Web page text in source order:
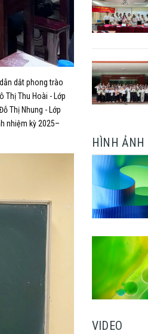
dắt phong trào
Thị Thu Hoài - Lớp
Thị Nhung - Lớp
nhiệm kỳ 2025–
HÌNH ẢNH
VIDEO